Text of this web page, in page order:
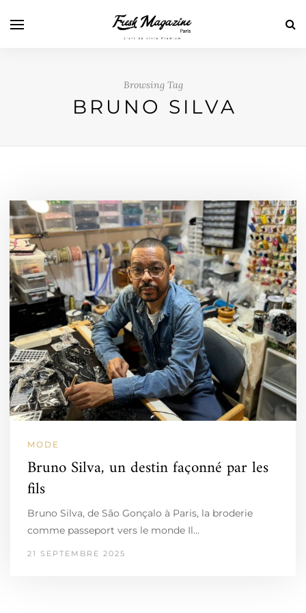
Browsing Tag
BRUNO SILVA
MODE
Bruno Silva, un destin façonné par les
fils
Bruno Silva, de São Gonçalo à Paris, la broderie
comme passeport vers le monde Il…
21 SEPTEMBRE 2025